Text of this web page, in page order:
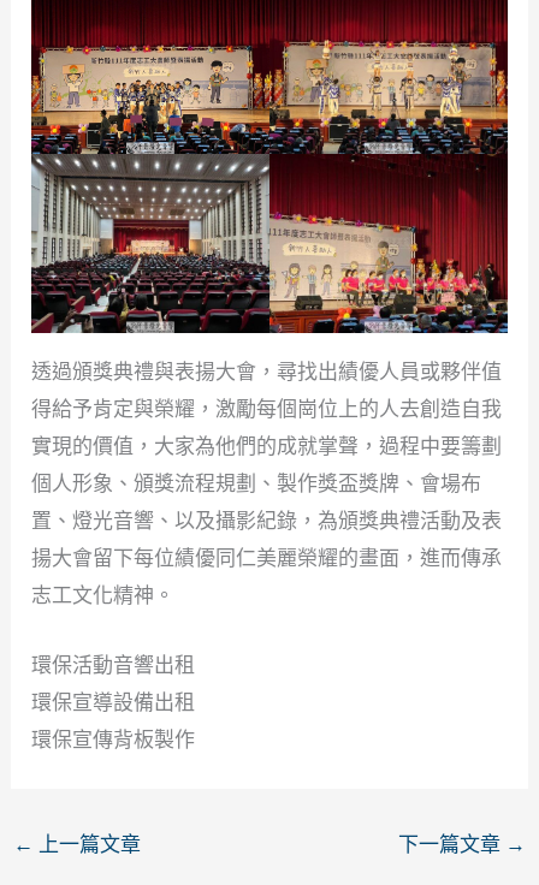
透過頒獎典禮與表揚大會，尋找出績優人員或夥伴值
得給予肯定與榮耀，激勵每個崗位上的人去創造自我
實現的價值，大家為他們的成就掌聲，過程中要籌劃
個人形象、頒獎流程規劃、製作獎盃獎牌、會場布
置、燈光音響、以及攝影紀錄，為頒獎典禮活動及表
揚大會留下每位績優同仁美麗榮耀的畫面，進而傳承
志工文化精神。
環保活動音響出租
環保宣導設備出租
環保宣傳背板製作
← 上一篇文章 下一篇文章 →